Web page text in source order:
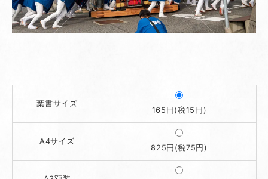
葉書サイズ
165円(税15円)
A4サイズ
825円(税75円)